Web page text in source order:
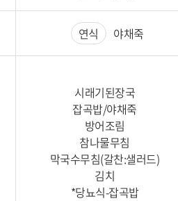
연식 야채죽
시래기된장국
잡곡밥/야채죽
방어조림
참나물무침
막국수무침(갈찬:샐러드)
김치
*당뇨식-잡곡밥